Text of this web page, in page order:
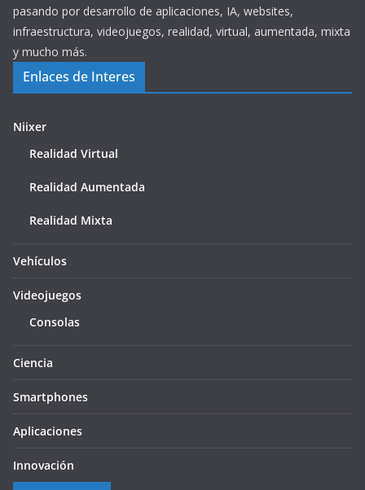
pasando por desarrollo de aplicaciones, IA, websites,
infraestructura, videojuegos, realidad, virtual, aumentada, mixta
y mucho más.
Enlaces de Interes
Niixer
Realidad Virtual
Realidad Aumentada
Realidad Mixta
Vehículos
Videojuegos
Consolas
Ciencia
Smartphones
Aplicaciones
Innovación